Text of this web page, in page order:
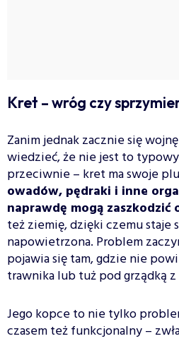
Kret – wróg czy
Zanim jednak zacznie się
wiedzieć, że nie jest to typowy
przeciwnie – kret ma swoje
owadów, pędraki i inne
naprawdę mogą zaszkodzić
też ziemię, dzięki czemu staje
napowietrzona. Problem
pojawia się tam, gdzie nie
trawnika lub tuż pod grządką
Jego kopce to nie tylko
czasem też funkcjonalny –